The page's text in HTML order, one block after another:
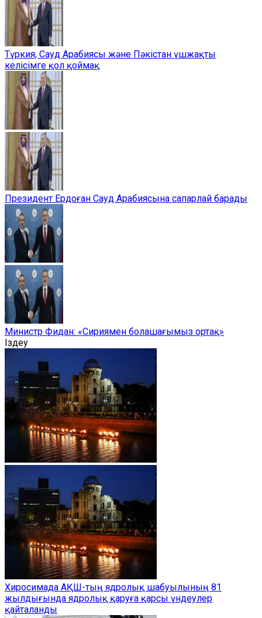
Түркия, Сауд Арабиясы және Пәкістан үшжақты
келісімге қол қоймақ
Президент Ердоған Сауд Арабиясына сапарлай барады
Министр Фидан: «Сириямен болашағымыз ортақ»
Іздеу
Хиросимада АҚШ-тың ядролық шабуылының 81
жылдығында ядролық қаруға қарсы үндеулер
қайталанды